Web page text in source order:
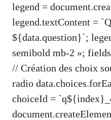
legend =
legend.textContent =
${data.question}`;
semibold mb-2 »;
// Création des choix
radio
choiceId =